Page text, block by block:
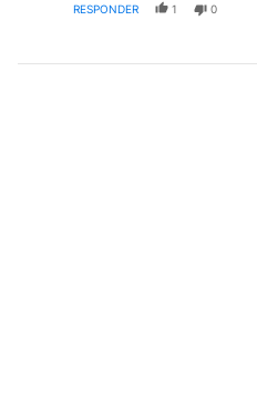
RESPONDER 1 0